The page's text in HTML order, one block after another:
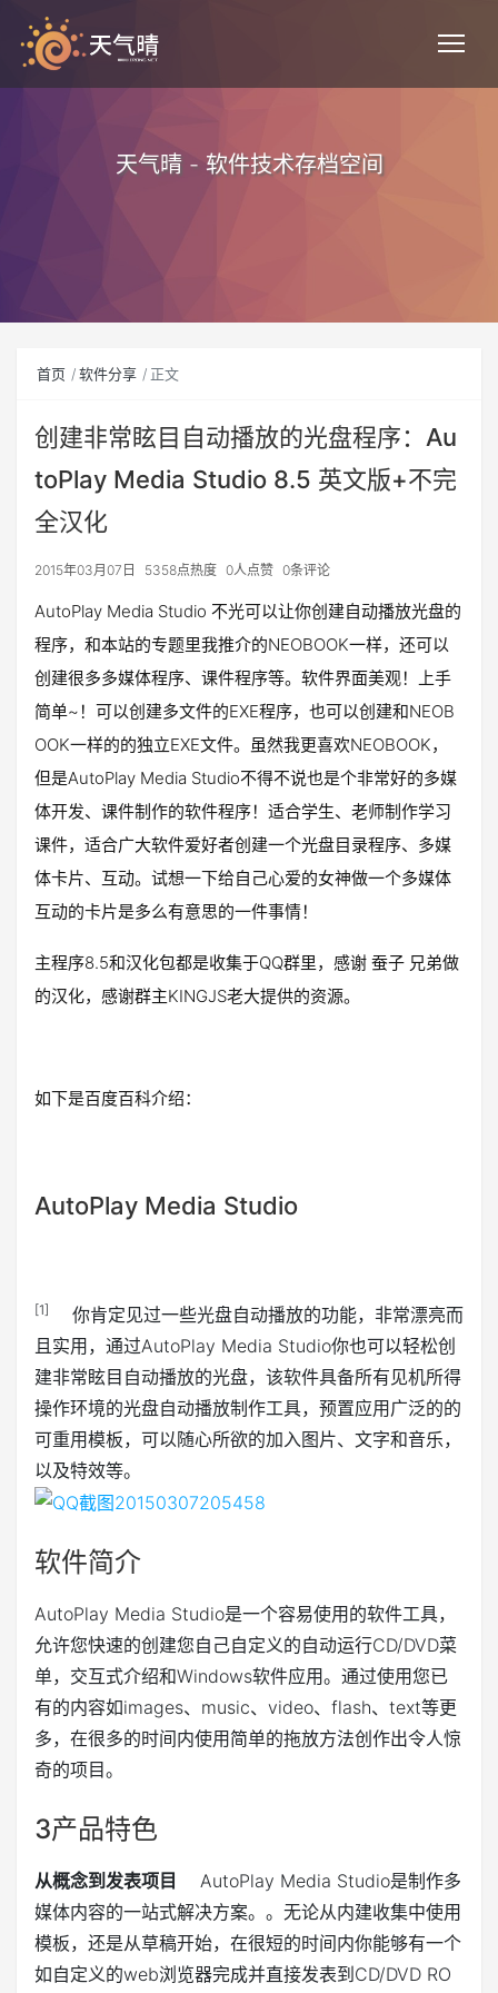
天气晴 - 软件技术存档空间
首页 软件分享 正文
创建非常眩目自动播放的光盘程序：Au
toPlay Media Studio 8.5 英文版+不完
全汉化
2015年03月07日 5358点热度 0人点赞 0条评论
AutoPlay Media Studio 不光可以让你创建自动播放光盘的
程序，和本站的专题里我推介的NEOBOOK一样，还可以
创建很多多媒体程序、课件程序等。软件界面美观！上手
简单~！可以创建多文件的EXE程序，也可以创建和NEOB
OOK一样的的独立EXE文件。虽然我更喜欢NEOBOOK，
但是AutoPlay Media Studio不得不说也是个非常好的多媒
体开发、课件制作的软件程序！适合学生、老师制作学习
课件，适合广大软件爱好者创建一个光盘目录程序、多媒
体卡片、互动。试想一下给自己心爱的女神做一个多媒体
互动的卡片是多么有意思的一件事情！
主程序8.5和汉化包都是收集于QQ群里，感谢 蚕子 兄弟做
的汉化，感谢群主KINGJS老大提供的资源。
如下是百度百科介绍：
AutoPlay Media Studio
[1]
你肯定见过一些光盘自动播放的功能，非常漂亮而
且实用，通过AutoPlay Media Studio你也可以轻松创
建非常眩目自动播放的光盘，该软件具备所有见机所得
操作环境的光盘自动播放制作工具，预置应用广泛的的
可重用模板，可以随心所欲的加入图片、文字和音乐，
以及特效等。
软件简介
AutoPlay Media Studio是一个容易使用的软件工具，
允许您快速的创建您自己自定义的自动运行CD/DVD菜
单，交互式介绍和Windows软件应用。通过使用您已
有的内容如images、music、video、flash、text等更
多，在很多的时间内使用简单的拖放方法创作出令人惊
奇的项目。
3产品特色
从概念到发表项目
AutoPlay Media Studio是制作多
媒体内容的一站式解决方案。。无论从内建收集中使用
模板，还是从草稿开始，在很短的时间内你能够有一个
如自定义的web浏览器完成并直接发表到CD/DVD RO